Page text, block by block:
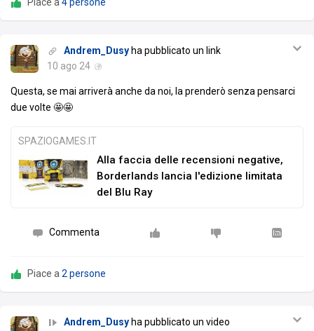
Piace a4 persone
Andrem_Dusy ha pubblicato un link
10 ago 24
Questa, se mai arriverà anche da noi, la prenderò senza pensarci
due volte 🤩🤩
SPAZIOGAMES.IT
Alla faccia delle recensioni negative,
Borderlands lancia l'edizione limitata
del Blu Ray
Commenta
Piace a2 persone
Andrem_Dusy ha pubblicato un video